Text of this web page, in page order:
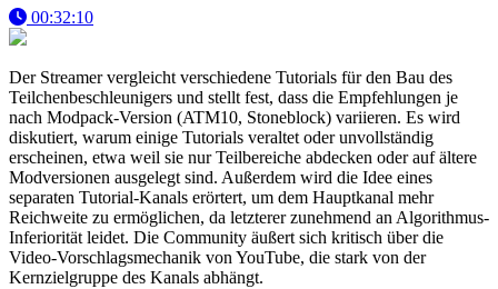
00:32:10
Der Streamer vergleicht verschiedene Tutorials für den Bau des
Teilchenbeschleunigers und stellt fest, dass die Empfehlungen je
nach Modpack-Version (ATM10, Stoneblock) variieren. Es wird
diskutiert, warum einige Tutorials veraltet oder unvollständig
erscheinen, etwa weil sie nur Teilbereiche abdecken oder auf ältere
Modversionen ausgelegt sind. Außerdem wird die Idee eines
separaten Tutorial-Kanals erörtert, um dem Hauptkanal mehr
Reichweite zu ermöglichen, da letzterer zunehmend an Algorithmus-
Inferiorität leidet. Die Community äußert sich kritisch über die
Video-Vorschlagsmechanik von YouTube, die stark von der
Kernzielgruppe des Kanals abhängt.